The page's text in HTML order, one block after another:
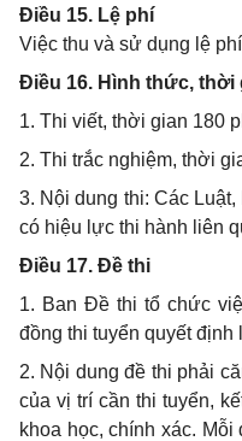
Điều 15. Lệ phí
Việc thu và sử dụng lệ
Điều 16. Hình thức, thời
1. Thi viết, thời gian 180
2. Thi trắc nghiệm, thời
3. Nội dung thi: Các
có hiệu lực thi hành liên
Điều 17. Đề thi
1. Ban Đề thi tổ chức
đồng thi tuyển quyết định
2. Nội dung đề thi phải
của vị trí cần thi tuyển,
khoa học, chính xác.